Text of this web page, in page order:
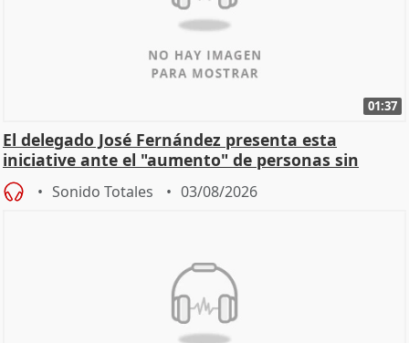
01:37
El delegado José Fernández presenta esta
iniciative ante el "aumento" de personas sin
hogar en Madri
Sonido Totales 03/08/2026